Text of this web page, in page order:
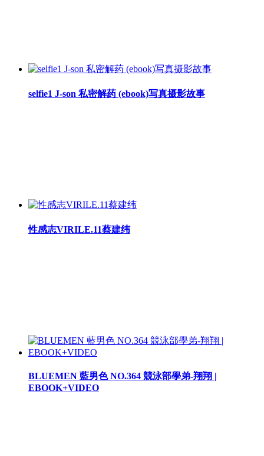
selfie1 J-son 私密解药 (ebook)写真摄影故事
性感志VIRILE.11蔡建纬
BLUEMEN 藍男色 NO.364 競泳部學弟-翔翔 |
EBOOK+VIDEO